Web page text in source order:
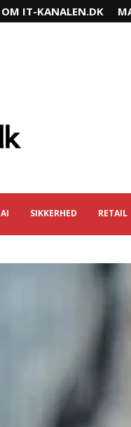
OM IT-KANALEN.DK
AI SIKKERHED RETAIL